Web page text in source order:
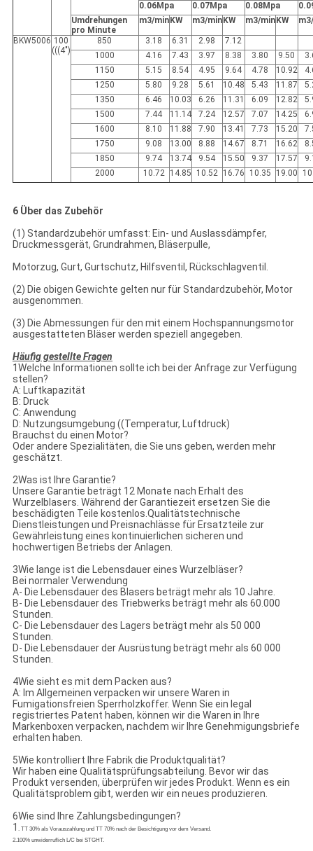
0.06Mpa 0.07Mpa 0.08Mpa
Umdrehungen
pro Minute
m3/minKW m3/minKW m3/minKW
BKW5006 100
(((4")
850 3.18 6.31 2.98
7.12
1000
4.16 7.43 3.97 8.38 3.80 9.50
1150
5.15 8.54 4.95 9.64 4.78 10.92
1250
5.80 9.28 5.61 10.48 5.43 11.87
1350
6.46 10.03 6.26 11.31 6.09 12.82
1500
7.44 11.14 7.24 12.57 7.07 14.25
1600
8.10 11.88 7.90 13.41 7.73 15.20
1750
9.08 13.00 8.88 14.67 8.71 16.62
1850
9.74 13.74 9.54 15.50 9.37 17.57
2000
10.72 14.85 10.52 16.76 10.35 19.00
6 Über das Zubehör
(1) Standardzubehör umfasst: Ein- und Auslassdämpfer,
Druckmessgerät, Grundrahmen, Bläserpulle,
Motorzug, Gurt, Gurtschutz, Hilfsventil, Rückschlagventil.
(2) Die obigen Gewichte gelten nur für Standardzubehör, Motor
ausgenommen.
(3) Die Abmessungen für den mit einem Hochspannungsmotor
ausgestatteten Bläser werden speziell angegeben.
Häufig gestellte Fragen
1Welche Informationen sollte ich bei der Anfrage zur Verfügung
stellen?
A: Luftkapazität
B: Druck
C: Anwendung
D: Nutzungsumgebung ((Temperatur, Luftdruck)
Brauchst du einen Motor?
Oder andere Spezialitäten, die Sie uns geben, werden mehr
geschätzt.
2Was ist Ihre Garantie?
Unsere Garantie beträgt 12 Monate nach Erhalt des
Wurzelblasers. Während der Garantiezeit ersetzen Sie die
beschädigten Teile kostenlos.Qualitätstechnische
Dienstleistungen und Preisnachlässe für Ersatzteile zur
Gewährleistung eines kontinuierlichen sicheren und
hochwertigen Betriebs der Anlagen.
3Wie lange ist die Lebensdauer eines Wurzelbläser?
Bei normaler Verwendung
A- Die Lebensdauer des Blasers beträgt mehr als 10 Jahre.
B- Die Lebensdauer des Triebwerks beträgt mehr als 60.000
Stunden.
C- Die Lebensdauer des Lagers beträgt mehr als 50 000
Stunden.
D- Die Lebensdauer der Ausrüstung beträgt mehr als 60 000
Stunden.
4Wie sieht es mit dem Packen aus?
A: Im Allgemeinen verpacken wir unsere Waren in
Fumigationsfreien Sperrholzkoffer. Wenn Sie ein legal
registriertes Patent haben, können wir die Waren in Ihre
Markenboxen verpacken, nachdem wir Ihre Genehmigungsbriefe
erhalten haben.
5Wie kontrolliert Ihre Fabrik die Produktqualität?
Wir haben eine Qualitätsprüfungsabteilung. Bevor wir das
Produkt versenden, überprüfen wir jedes Produkt. Wenn es ein
Qualitätsproblem gibt, werden wir ein neues produzieren.
6Wie sind Ihre Zahlungsbedingungen?
1
. TT 30% als Vorauszahlung und TT 70% nach der Besichtigung vor dem Versand.
2.100% unwiderruflich L/C bei STGHT.